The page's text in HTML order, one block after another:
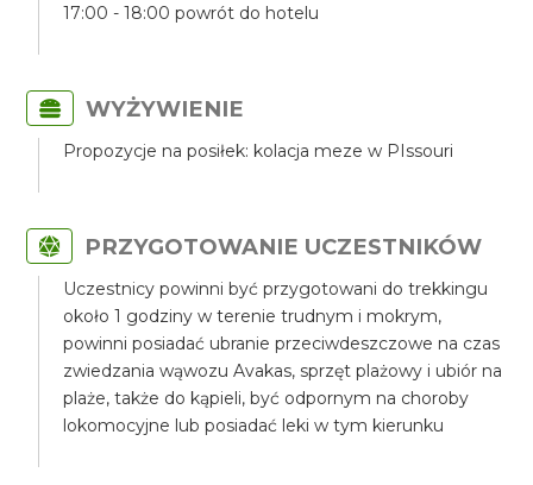
17:00 - 18:00 powrót do hotelu
WYŻYWIENIE
Propozycje na posiłek: kolacja meze w PIssouri
PRZYGOTOWANIE UCZESTNIKÓW
Uczestnicy powinni być przygotowani do trekkingu
około 1 godziny w terenie trudnym i mokrym,
powinni posiadać ubranie przeciwdeszczowe na czas
zwiedzania wąwozu Avakas, sprzęt plażowy i ubiór na
plaże, także do kąpieli, być odpornym na choroby
lokomocyjne lub posiadać leki w tym kierunku